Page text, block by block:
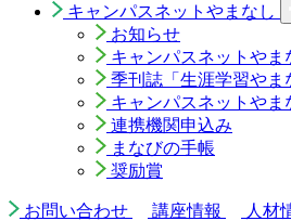
キャンパスネットやまなし
お知らせ
キャンパスネットやま
季刊誌「生涯学習やま
キャンパスネットやま
連携機関申込み
まなびの手帳
奨励賞
お問い合わせ 講座情報 人材